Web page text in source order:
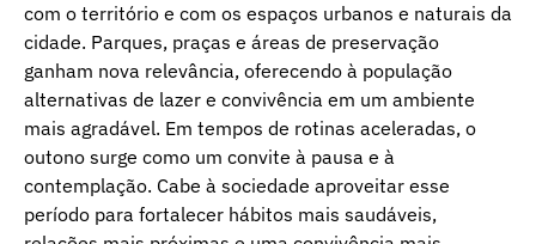
com o território e com os espaços urbanos e naturais da
cidade. Parques, praças e áreas de preservação
ganham nova relevância, oferecendo à população
alternativas de lazer e convivência em um ambiente
mais agradável. Em tempos de rotinas aceleradas, o
outono surge como um convite à pausa e à
contemplação. Cabe à sociedade aproveitar esse
período para fortalecer hábitos mais saudáveis,